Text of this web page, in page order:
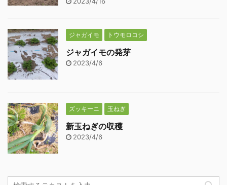
ジャガイモ トウモロコシ
ジャガイモの発芽
2023/4/6
ズッキーニ 玉ねぎ
新玉ねぎの収穫
2023/4/6